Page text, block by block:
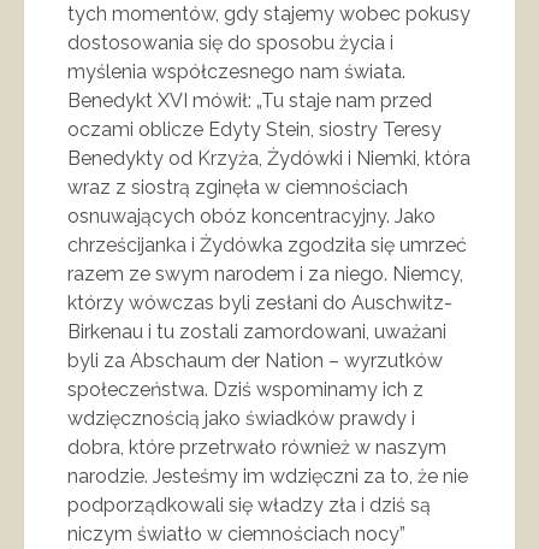
tych momentów, gdy stajemy wobec pokusy
dostosowania się do sposobu życia i
myślenia współczesnego nam świata.
Benedykt XVI mówił: „Tu staje nam przed
oczami oblicze Edyty Stein, siostry Teresy
Benedykty od Krzyża, Żydówki i Niemki, która
wraz z siostrą zginęła w ciemnościach
osnuwających obóz koncentracyjny. Jako
chrześcijanka i Żydówka zgodziła się umrzeć
razem ze swym narodem i za niego. Niemcy,
którzy wówczas byli zesłani do Auschwitz-
Birkenau i tu zostali zamordowani, uważani
byli za Abschaum der Nation – wyrzutków
społeczeństwa. Dziś wspominamy ich z
wdzięcznością jako świadków prawdy i
dobra, które przetrwało również w naszym
narodzie. Jesteśmy im wdzięczni za to, że nie
podporządkowali się władzy zła i dziś są
niczym światło w ciemnościach nocy”